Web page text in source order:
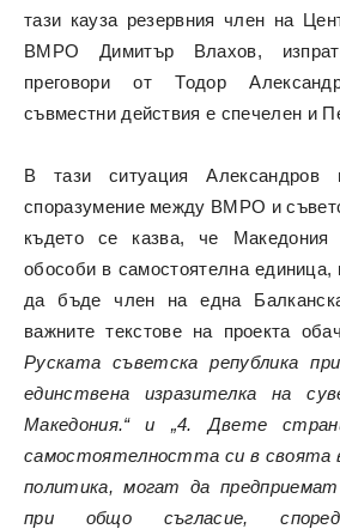
тази кауза резервния член на
ВМРО Димитър Влахов,
преговори от Тодор
съвместни действия е спечелен и
В тази ситуация Александров
споразумение между ВМРО и
където се казва, че
обособи в самостоятелна единица,
да бъде член на една
важните текстове на проекта
Руската съветска република
единствена изразителка на
Македония.“ и „4. Двете
самостоятелността си в своята
политика, могат да
при общо съгласие, според